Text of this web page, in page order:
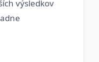
výsledkov